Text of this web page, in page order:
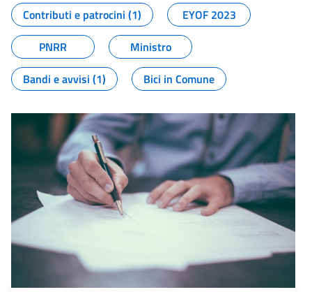
Contributi e patrocini (1)
EYOF 2023
PNRR
Ministro
Bandi e avvisi (1)
Bici in Comune